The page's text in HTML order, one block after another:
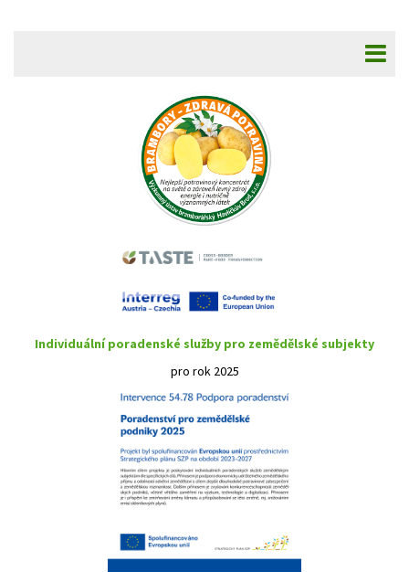
Individuální poradenské služby pro zemědělské subjekty
pro rok 2025